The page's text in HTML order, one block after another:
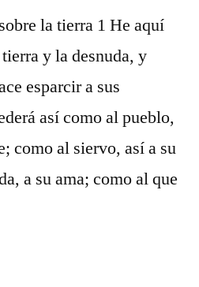
la tierra 1 He aquí
y la desnuda, y
esparcir a sus
así como al pueblo,
como al siervo, así a su
a su ama; como al que